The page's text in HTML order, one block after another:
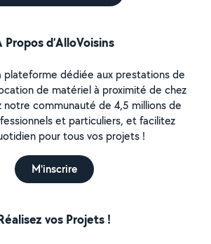
Propos d’AlloVoisins
plateforme dédiée aux prestations de
de matériel à proximité de chez
notre communauté de 4,5 millions de
et particuliers, et facilitez
pour tous vos projets !
M'inscrire
vos Projets !